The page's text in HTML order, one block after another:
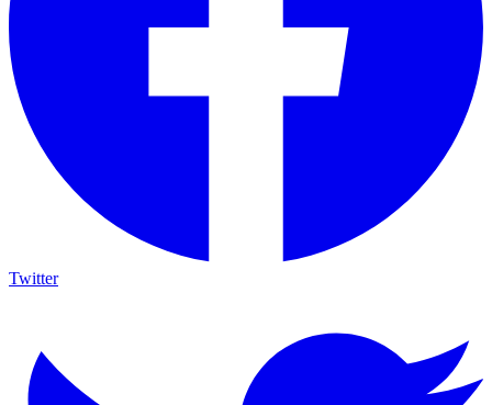
Twitter